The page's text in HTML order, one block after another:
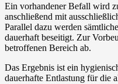
Ein vorhandener Befall wird
anschließend mit
Parallel dazu werden
dauerhaft beseitigt. Zur
betroffenen Bereich ab.
Das Ergebnis ist ein
dauerhafte Entlastung für die